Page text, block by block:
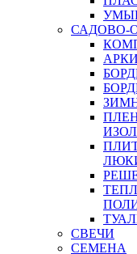
САДОВО-
СВЕЧИ
СЕМЕНА